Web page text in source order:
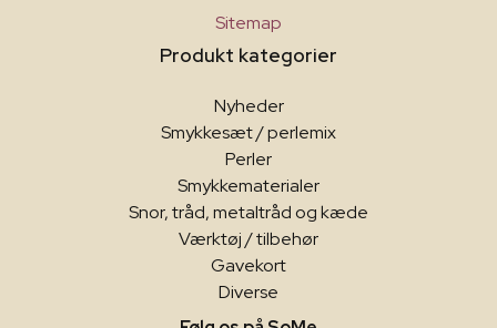
Sitemap
Produkt kategorier
Nyheder
Smykkesæt / perlemix
Perler
Smykkematerialer
Snor, tråd, metaltråd og kæde
Værktøj / tilbehør
Gavekort
Diverse